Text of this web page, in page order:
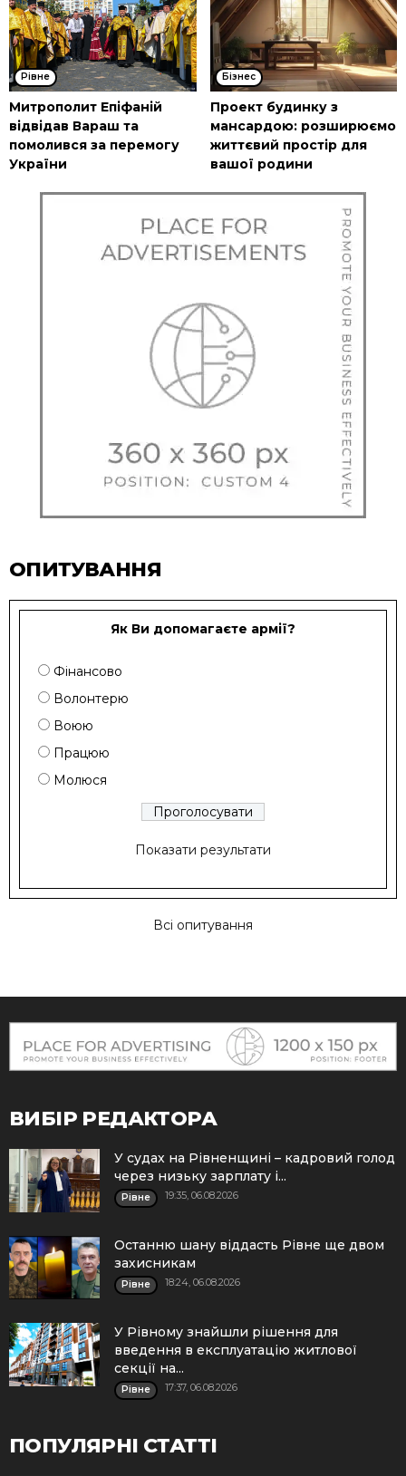
Рівне
Митрополит Епіфаній
відвідав Вараш та
помолився за перемогу
України
Бізнес
Проект будинку з
мансардою: розширюємо
життєвий простір для
вашої родини
ОПИТУВАННЯ
Як Ви допомагаєте армії?
Фінансово
Волонтерю
Воюю
Працюю
Молюся
Показати результати
Всі опитування
ВИБІР РЕДАКТОРА
У судах на Рівненщині – кадровий голод
через низьку зарплату і...
Рівне 19:35, 06.08.2026
Останню шану віддасть Рівне ще двом
захисникам
Рівне 18:24, 06.08.2026
У Рівному знайшли рішення для
введення в експлуатацію житлової
секції на...
Рівне 17:37, 06.08.2026
ПОПУЛЯРНІ СТАТТІ